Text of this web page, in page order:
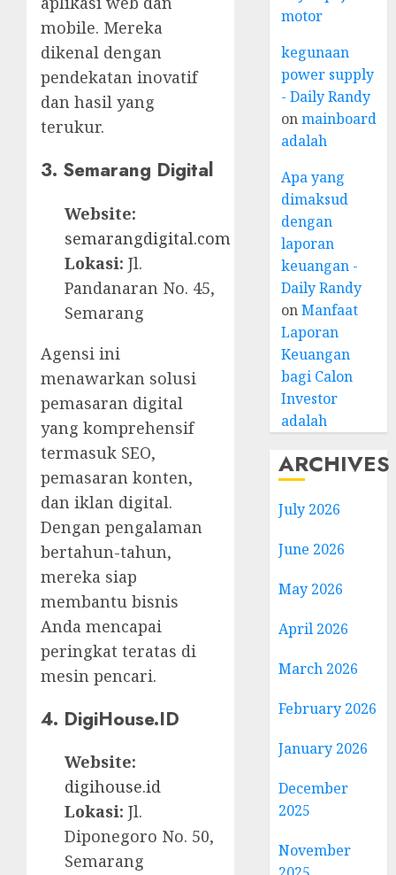
mobile. Mereka
dikenal dengan
pendekatan inovatif
dan hasil yang
terukur.
3. Semarang Digital
Website:
semarangdigital.com
Lokasi: Jl.
Pandanaran No. 45,
Semarang
Agensi ini
menawarkan solusi
pemasaran digital
yang komprehensif
termasuk SEO,
pemasaran konten,
dan iklan digital.
Dengan pengalaman
bertahun-tahun,
mereka siap
membantu bisnis
Anda mencapai
peringkat teratas di
mesin pencari.
4. DigiHouse.ID
Website:
digihouse.id
Lokasi: Jl.
Diponegoro No. 50,
Semarang
motor
kegunaan
power supply
- Daily Randy
onmainboard
adalah
Apa yang
dimaksud
dengan
laporan
keuangan -
Daily Randy
onManfaat
Laporan
Keuangan
bagi Calon
Investor
adalah
ARCHIVES
July 2026
June 2026
May 2026
April 2026
March 2026
February 2026
January 2026
December
2025
November